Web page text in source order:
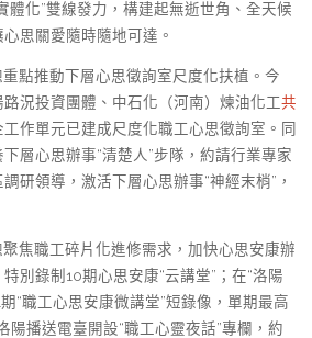
體化”雙線發力，構建起無逝世角、全天候
思關愛隨時隨地可達。
點推動下層心思徵詢室尺度化扶植。今
況投資團體、中石化（河南）煉油化工共
作單元已建成尺度化職工心思徵詢室。同
層心思辦事“清楚人”步隊，約請行業專家
研領導，激活下層心思辦事“神經末梢”，
焦職工碎片化進修需求，加快心思安康辦
別錄制10期心思安康“云講堂”；在“洛陽
“職工心思安康微講堂”短錄像，單期最高
陽播送電臺開設“職工心靈夜話”專欄，約